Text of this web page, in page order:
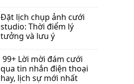
Đặt lịch chụp ảnh cưới
studio: Thời điểm lý
tưởng và lưu ý
99+ Lời mời đám cưới
qua tin nhắn​ điện thoại
hay, lịch sự mới nhất